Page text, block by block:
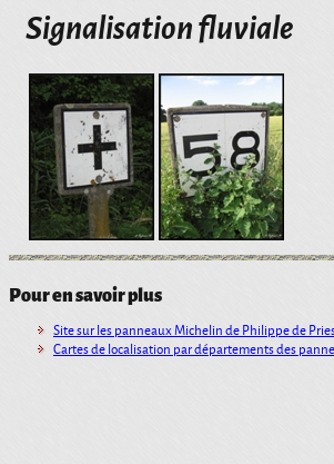
Signalisation fluviale
Pour en savoir plus
Site sur les panneaux Michelin de Philippe de
Cartes de localisation par départements des